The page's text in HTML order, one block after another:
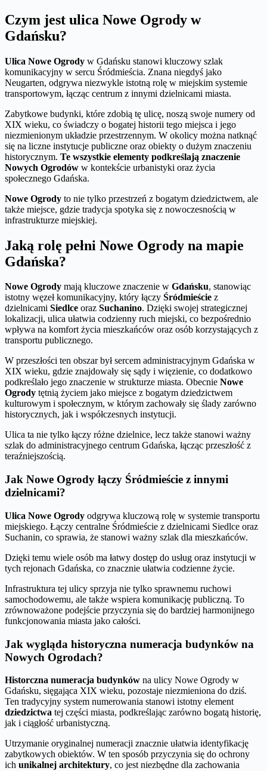
Czym jest ulica Nowe Ogrody w
Gdańsku?
Ulica Nowe Ogrody w Gdańsku stanowi kluczowy szlak
komunikacyjny w sercu Śródmieścia. Znana niegdyś jako
Neugarten, odgrywa niezwykle istotną rolę w miejskim systemie
transportowym, łącząc centrum z innymi dzielnicami miasta.
Zabytkowe budynki, które zdobią tę ulicę, noszą swoje numery od
XIX wieku, co świadczy o bogatej historii tego miejsca i jego
niezmienionym układzie przestrzennym. W okolicy można natknąć
się na liczne instytucje publiczne oraz obiekty o dużym znaczeniu
historycznym. Te wszystkie elementy podkreślają znaczenie
Nowych Ogrodów w kontekście urbanistyki oraz życia
społecznego Gdańska.
Nowe Ogrody to nie tylko przestrzeń z bogatym dziedzictwem, ale
także miejsce, gdzie tradycja spotyka się z nowoczesnością w
infrastrukturze miejskiej.
Jaką rolę pełni Nowe Ogrody na mapie
Gdańska?
Nowe Ogrody mają kluczowe znaczenie w Gdańsku, stanowiąc
istotny węzeł komunikacyjny, który łączy Śródmieście z
dzielnicami Siedlce oraz Suchanino. Dzięki swojej strategicznej
lokalizacji, ulica ułatwia codzienny ruch miejski, co bezpośrednio
wpływa na komfort życia mieszkańców oraz osób korzystających z
transportu publicznego.
W przeszłości ten obszar był sercem administracyjnym Gdańska w
XIX wieku, gdzie znajdowały się sądy i więzienie, co dodatkowo
podkreślało jego znaczenie w strukturze miasta. Obecnie Nowe
Ogrody tętnią życiem jako miejsce z bogatym dziedzictwem
kulturowym i społecznym, w którym zachowały się ślady zarówno
historycznych, jak i współczesnych instytucji.
Ulica ta nie tylko łączy różne dzielnice, lecz także stanowi ważny
szlak do administracyjnego centrum Gdańska, łącząc przeszłość z
teraźniejszością.
Jak Nowe Ogrody łączy Śródmieście z innymi
dzielnicami?
Ulica Nowe Ogrody odgrywa kluczową rolę w systemie transportu
miejskiego. Łączy centralne Śródmieście z dzielnicami Siedlce oraz
Suchanin, co sprawia, że stanowi ważny szlak dla mieszkańców.
Dzięki temu wiele osób ma łatwy dostęp do usług oraz instytucji w
tych rejonach Gdańska, co znacznie ułatwia codzienne życie.
Infrastruktura tej ulicy sprzyja nie tylko sprawnemu ruchowi
samochodowemu, ale także wspiera komunikację publiczną. To
zrównoważone podejście przyczynia się do bardziej harmonijnego
funkcjonowania miasta jako całości.
Jak wygląda historyczna numeracja budynków na
Nowych Ogrodach?
Historczna numeracja budynków na ulicy Nowe Ogrody w
Gdańsku, sięgająca XIX wieku, pozostaje niezmieniona do dziś.
Ten tradycyjny system numerowania stanowi istotny element
dziedzictwa tej części miasta, podkreślając zarówno bogatą historię,
jak i ciągłość urbanistyczną.
Utrzymanie oryginalnej numeracji znacznie ułatwia identyfikację
zabytkowych obiektów. W ten sposób przyczynia się do ochrony
ich unikalnej architektury, co jest niezbędne dla zachowania